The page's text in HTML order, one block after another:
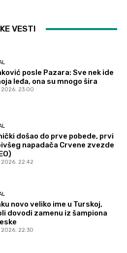
VESTI
posle Pazara: Sve nek ide
leđa, ona su mnogo šira
2026. 23:00
došao do prve pobede, prvi
napadača Crvene zvezde
2026. 22:42
novo veliko ime u Turskoj,
dovodi zamenu iz šampiona
2026. 22:30